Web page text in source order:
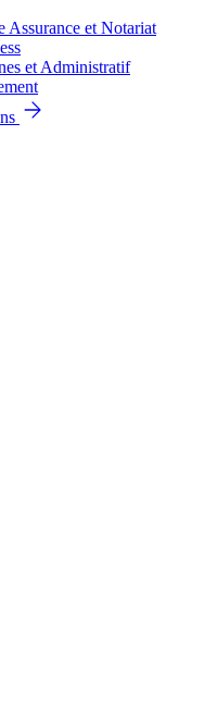
Assurance et Notariat
et Administratif